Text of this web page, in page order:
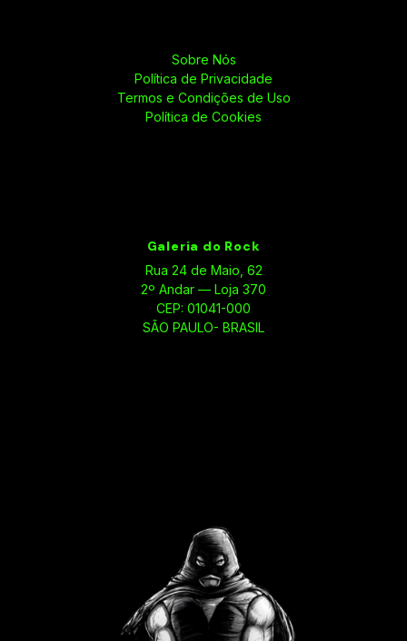
Sobre Nós
Política de Privacidade
Termos e Condições de Uso
Política de Cookies
Galeria do Rock
Rua 24 de Maio, 62
2º Andar — Loja 370
CEP: 01041-000
SÃO PAULO- BRASIL